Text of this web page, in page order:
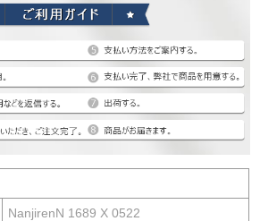
NanjirenN 1689 X 0522